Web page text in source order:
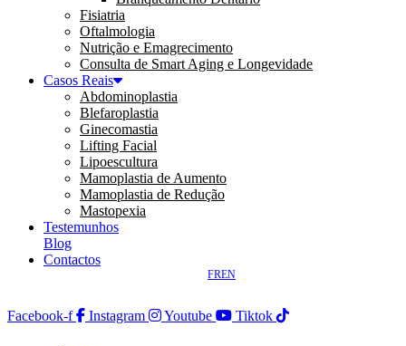
Fisiatria
Oftalmologia
Nutrição e Emagrecimento
Consulta de Smart Aging e Longevidade
Casos Reais
Abdominoplastia
Blefaroplastia
Ginecomastia
Lifting Facial
Lipoescultura
Mamoplastia de Aumento
Mamoplastia de Redução
Mastopexia
Testemunhos
Blog
Contactos
EN
FR
Facebook-f Instagram Youtube Tiktok